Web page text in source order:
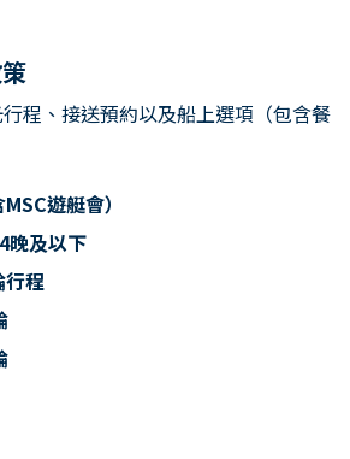
程、接送預約以及船上選項（包含餐
遊艇會）
晚及以下
行程